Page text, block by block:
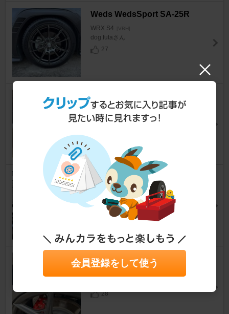
Weds WedsSport SA-25R
WRX S4 [VBH]
dog.futaさん
27
スバル(純正) ハーマンカードン
エンブレム
WRX S4 [VBH]
24
Sunland ダッシュボードマット
WRX S4 [VBH]
Mr.ぶるーさん
102
HANKOOK VENTUS evo
28
会員登録をして使う